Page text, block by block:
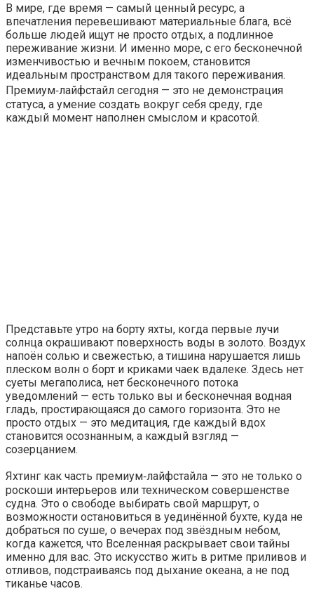
В мире, где время — самый ценный ресурс, а
впечатления перевешивают материальные блага, всё
больше людей ищут не просто отдых, а подлинное
переживание жизни. И именно море, с его бесконечной
изменчивостью и вечным покоем, становится
идеальным пространством для такого переживания.
Премиум‑лайфстайл сегодня — это не демонстрация
статуса, а умение создать вокруг себя среду, где
каждый момент наполнен смыслом и красотой.
Представьте утро на борту яхты, когда первые лучи
солнца окрашивают поверхность воды в золото. Воздух
напоён солью и свежестью, а тишина нарушается лишь
плеском волн о борт и криками чаек вдалеке. Здесь нет
суеты мегаполиса, нет бесконечного потока
уведомлений — есть только вы и бесконечная водная
гладь, простирающаяся до самого горизонта. Это не
просто отдых — это медитация, где каждый вдох
становится осознанным, а каждый взгляд —
созерцанием.
Яхтинг как часть премиум‑лайфстайла — это не только о
роскоши интерьеров или техническом совершенстве
судна. Это о свободе выбирать свой маршрут, о
возможности остановиться в уединённой бухте, куда не
добраться по суше, о вечерах под звёздным небом,
когда кажется, что Вселенная раскрывает свои тайны
именно для вас. Это искусство жить в ритме приливов и
отливов, подстраиваясь под дыхание океана, а не под
тиканье часов.